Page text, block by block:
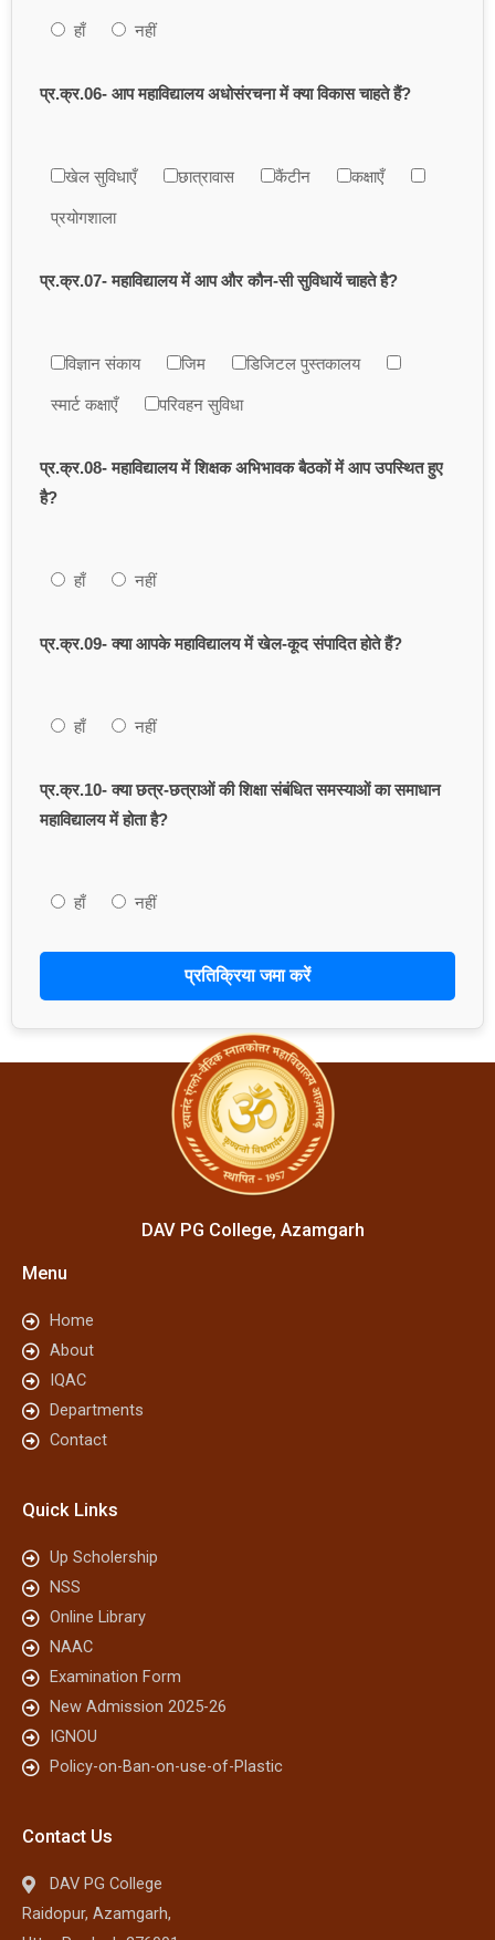
हाँ नहीं
प्र.क्र.06- आप महाविद्यालय अधोसंरचना में क्या विकास चाहते हैं?
खेल सुविधाएँ छात्रावास कैंटीन कक्षाएँ
प्रयोगशाला
प्र.क्र.07- महाविद्यालय में आप और कौन-सी सुविधायें चाहते है?
विज्ञान संकाय जिम डिजिटल पुस्तकालय
स्मार्ट कक्षाएँ परिवहन सुविधा
प्र.क्र.08- महाविद्यालय में शिक्षक अभिभावक बैठकों में आप उपस्थित हुए
है?
हाँ नहीं
प्र.क्र.09- क्या आपके महाविद्यालय में खेल-कूद संपादित होते हैं?
हाँ नहीं
प्र.क्र.10- क्या छत्र-छत्राओं की शिक्षा संबंधित समस्याओं का समाधान
महाविद्यालय में होता है?
हाँ नहीं
प्रतिक्रिया जमा करें
DAV PG College, Azamgarh
Menu
Home
About
IQAC
Departments
Contact
Quick Links
Up Scholership
NSS
Online Library
NAAC
Examination Form
New Admission 2025-26
IGNOU
Policy-on-Ban-on-use-of-Plastic
Contact Us
DAV PG College
Raidopur, Azamgarh,